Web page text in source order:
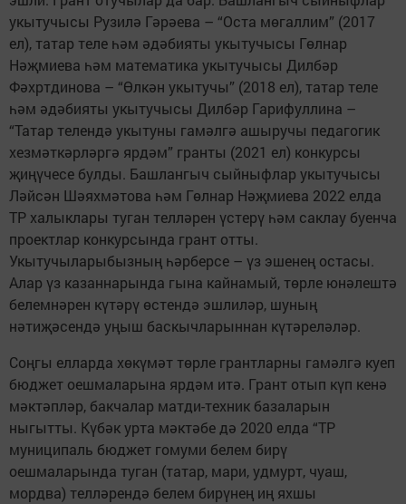
укытучысы Рузилә Гәрәева – “Оста мөгаллим” (2017
ел), татар теле һәм әдәбияты укытучысы Гөлнар
Нәҗмиева һәм математика укытучысы Дилбәр
Фәхртдинова – “Өлкән укытучы” (2018 ел), татар теле
һәм әдәбияты укытучысы Дилбәр Гарифуллина –
“Татар телендә укытуны гамәлгә ашыручы педагогик
хезмәткәрләргә ярдәм” гранты (2021 ел) конкурсы
җиңүчесе булды. Башлангыч сыйныфлар укытучысы
Ләйсән Шәяхмәтова һәм Гөлнар Нәҗмиева 2022 елда
ТР халыклары туган телләрен үстерү һәм саклау буенча
проектлар конкурсында грант отты.
Укытучыларыбызның һәрберсе – үз эшенең остасы.
Алар үз казаннарында гына кайнамый, төрле юнәлештә
белемнәрен күтәрү өстендә эшлиләр, шуның
нәтиҗәсендә уңыш баскычларыннан күтәреләләр.
Соңгы елларда хөкүмәт төрле грантларны гамәлгә куеп
бюджет оешмаларына ярдәм итә. Грант отып күп кенә
мәктәпләр, бакчалар матди-техник базаларын
ныгытты. Күбәк урта мәктәбе дә 2020 елда “ТР
муниципаль бюджет гомуми белем бирү
оешмаларында туган (татар, мари, удмурт, чуаш,
мордва) телләрендә белем бирүнең иң яхшы